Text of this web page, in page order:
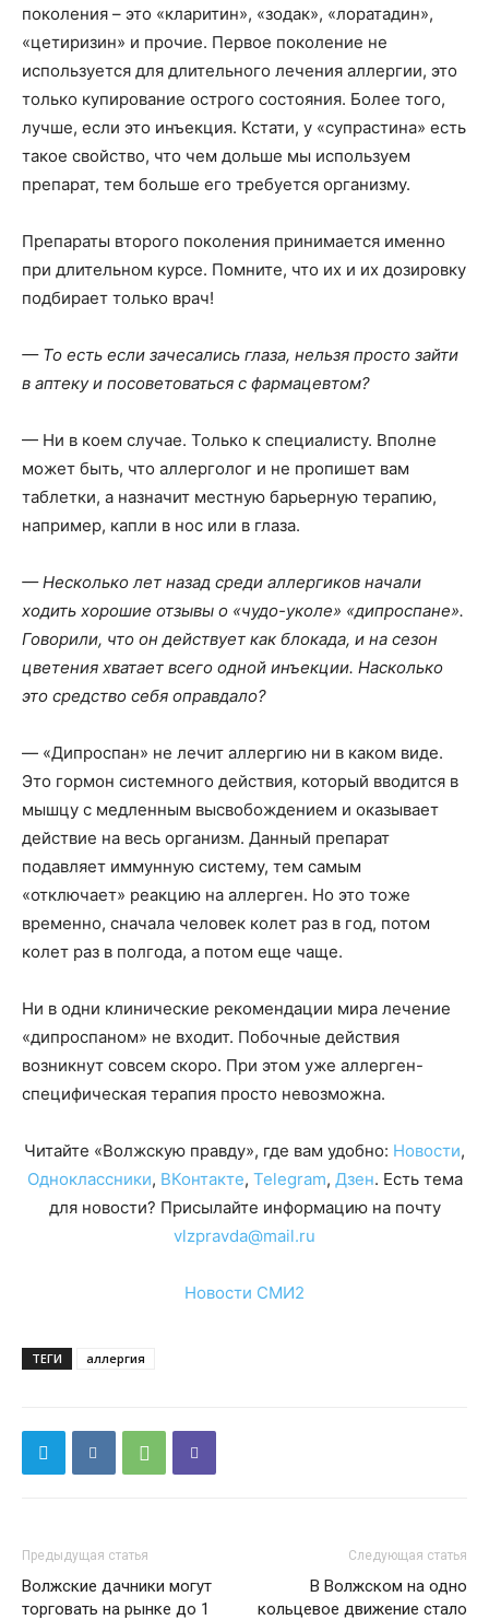
поколения – это «кларитин», «зодак», «лоратадин»,
«цетиризин» и прочие. Первое поколение не
используется для длительного лечения аллергии, это
только купирование острого состояния. Более того,
лучше, если это инъекция. Кстати, у «супрастина» есть
такое свойство, что чем дольше мы используем
препарат, тем больше его требуется организму.
Препараты второго поколения принимается именно
при длительном курсе. Помните, что их и их дозировку
подбирает только врач!
— То есть если зачесались глаза, нельзя просто зайти
в аптеку и посоветоваться с фармацевтом?
— Ни в коем случае. Только к специалисту. Вполне
может быть, что аллерголог и не пропишет вам
таблетки, а назначит местную барьерную терапию,
например, капли в нос или в глаза.
— Несколько лет назад среди аллергиков начали
ходить хорошие отзывы о «чудо-уколе» «дипроспане».
Говорили, что он действует как блокада, и на сезон
цветения хватает всего одной инъекции. Насколько
это средство себя оправдало?
— «Дипроспан» не лечит аллергию ни в каком виде.
Это гормон системного действия, который вводится в
мышцу с медленным высвобождением и оказывает
действие на весь организм. Данный препарат
подавляет иммунную систему, тем самым
«отключает» реакцию на аллерген. Но это тоже
временно, сначала человек колет раз в год, потом
колет раз в полгода, а потом еще чаще.
Ни в одни клинические рекомендации мира лечение
«дипроспаном» не входит. Побочные действия
возникнут совсем скоро. При этом уже аллерген-
специфическая терапия просто невозможна.
Читайте «Волжскую правду», где вам удобно: Новости,
Одноклассники, ВКонтакте, Telegram, Дзен. Есть тема
для новости? Присылайте информацию на почту
vlzpravda@mail.ru
Новости СМИ2
ТЕГИ аллергия
Предыдущая статья
Волжские дачники могут
торговать на рынке до 1
Следующая статья
В Волжском на одно
кольцевое движение стало